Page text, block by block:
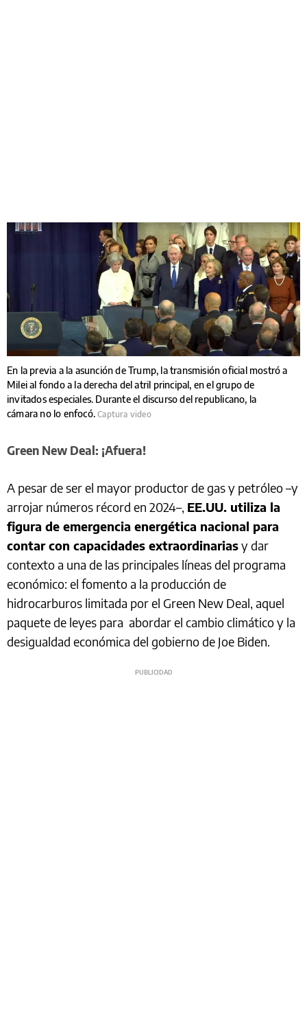
En la previa a la asunción de Trump, la transmisión oficial mostró a
Milei al fondo a la derecha del atril principal, en el grupo de
invitados especiales. Durante el discurso del republicano, la
cámara no lo enfocó.Captura video
Green New Deal: ¡Afuera!
A pesar de ser el mayor productor de gas y petróleo –y
arrojar números récord en 2024–, EE.UU. utiliza la
figura de emergencia energética nacional para
contar con capacidades extraordinariasy dar
contexto a una de las principales líneas del programa
económico: el fomento a la producción de
hidrocarburos limitada por el Green New Deal, aquel
paquete de leyes para abordar el cambio climático y la
desigualdad económica del gobierno de Joe Biden.